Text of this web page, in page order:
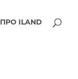
ПРО ILAND